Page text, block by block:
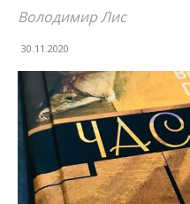
Володимир Лис
30.11.2020